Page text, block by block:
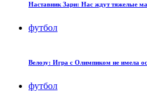
Наставник Зари: Нас ждут тяжелые
футбол
Велозу: Игра с Олимпиком не имела
футбол